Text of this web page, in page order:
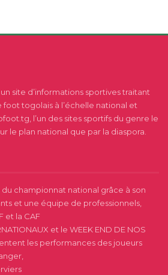
site d’informations sportives traitant
togolais à l’échelle national et
l’un des sites sportifs du genre le
le plan national que par la diaspora.
championnat national grâce à son
et une équipe de professionnels,
et la CAF
et le WEEK END DE NOS
les performances des joueurs